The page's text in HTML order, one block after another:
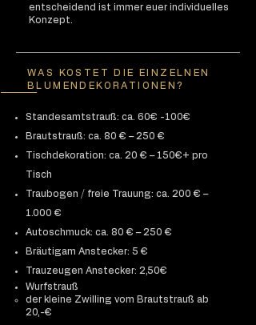
entscheidend ist immer euer individuelles
Konzept.
WAS KOSTET DIE EINZELNEN
BLUMENDEKORATIONEN?
Standesamtstrauß: ca. 60€ -100€
Brautstrauß: ca. 80 € – 250 €
Tischdekoration: ca. 20 € – 150€+ pro
Tisch
Traubogen / freie Trauung: ca. 200 € –
1.000 €
Autoschmuck: ca. 80 € – 250 €
Bräutigam Anstecker: 5 €
Trauzeugen Anstecker: 2,50€
​Wurfstrauß
der kleine Zwilling vom Brautstrauß ab
20,-€